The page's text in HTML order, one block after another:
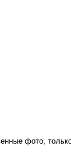
фото,